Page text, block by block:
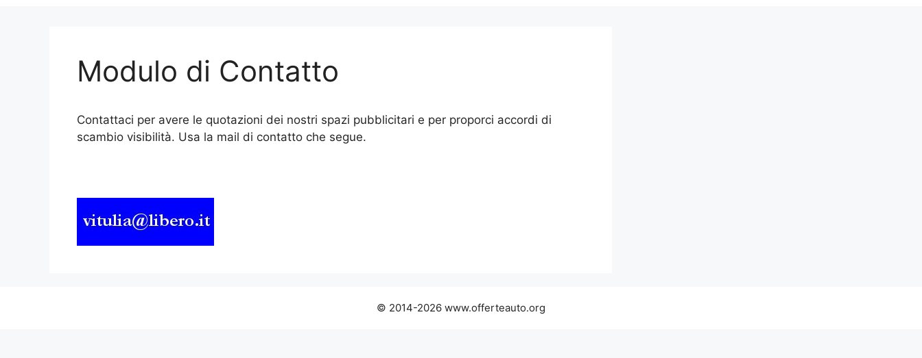
Modulo di Contatto
Contattaci per avere le quotazioni dei nostri spazi pubblicitari e per proporci accordi di
scambio visibilità. Usa la mail di contatto che segue.
© 2014-2026 www.offerteauto.org